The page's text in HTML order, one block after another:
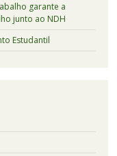
garante a
junto ao NDH
Estudantil